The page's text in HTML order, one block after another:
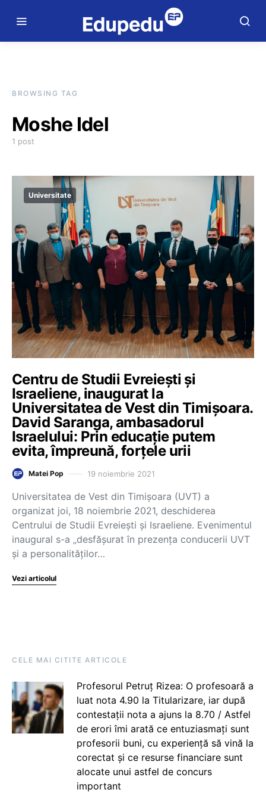
BROWSING TAG
Moshe Idel
1 post
Universitate
Centru de Studii Evreiești și
Israeliene, inaugurat la
Universitatea de Vest din Timișoara.
David Saranga, ambasadorul
Israelului: Prin educație putem
evita, împreună, forțele urii
Matei Pop 19 noiembrie 2021
Universitatea de Vest din Timișoara (UVT) a
organizat joi, 18 noiembrie 2021, deschiderea
Centrului de Studii Evreieşti şi Israeliene. Evenimentul
inaugural s-a „desfășurat în prezența conducerii UVT
și a personalităților…
Vezi articolul
CELE MAI CITITE ARTICOLE
Profesorul Petruț Rizea: O profesoară a
luat nota 4.90 la Titularizare, iar după
contestații nota a ajuns la 8.70 / Astfel
de erori îmi arată ce entuziasmați sunt
profesorii buni, cu experiență să vină la
corectat și ce resurse financiare sunt
alocate unui astfel de concurs
important